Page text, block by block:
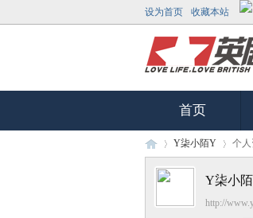
设为首页 收藏本站
首页
Y柒小陌Y
›
个
Y柒小
http://